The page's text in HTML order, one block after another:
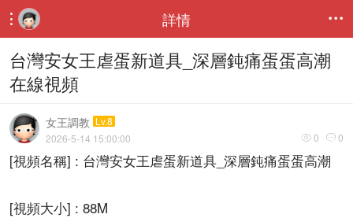
 詳情 
台灣安女王虐蛋新道具_深層鈍痛蛋蛋高潮
在線視頻
女王調教 Lv.8
 0  0
2026-5-14 15:00:00
[視頻名稱] : 台灣安女王虐蛋新道具_深層鈍痛蛋蛋高潮
[視頻大小] : 88M